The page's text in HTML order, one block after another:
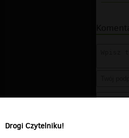
Drogi Czytelniku!